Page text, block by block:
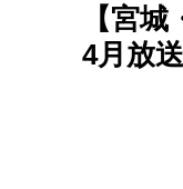
【宮
4月放